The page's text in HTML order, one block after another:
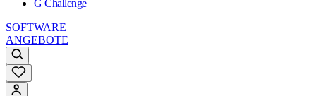
G Challenge
SOFTWARE
ANGEBOTE